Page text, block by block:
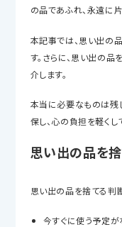
の品であふれ、永遠に片
本記事では、思い出の
す。さらに、思い出の
介します。
本当に必要なものは残
保し、心の負担を軽くし
思い出の品を
思い出の品を捨てる判
今すぐに使う予定